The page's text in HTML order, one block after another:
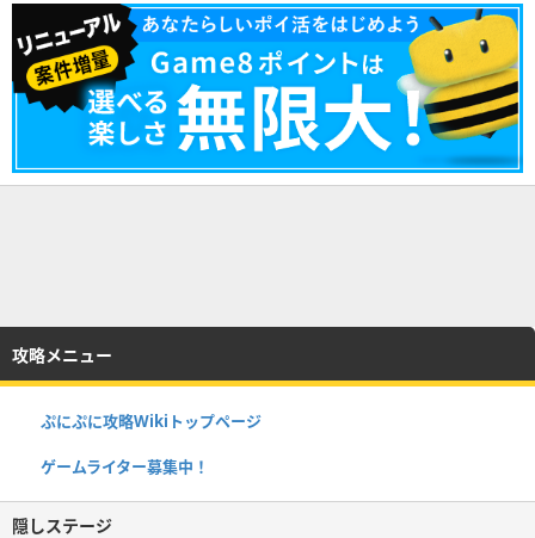
攻略メニュー
ぷにぷに攻略Wikiトップページ
ゲームライター募集中！
隠しステージ